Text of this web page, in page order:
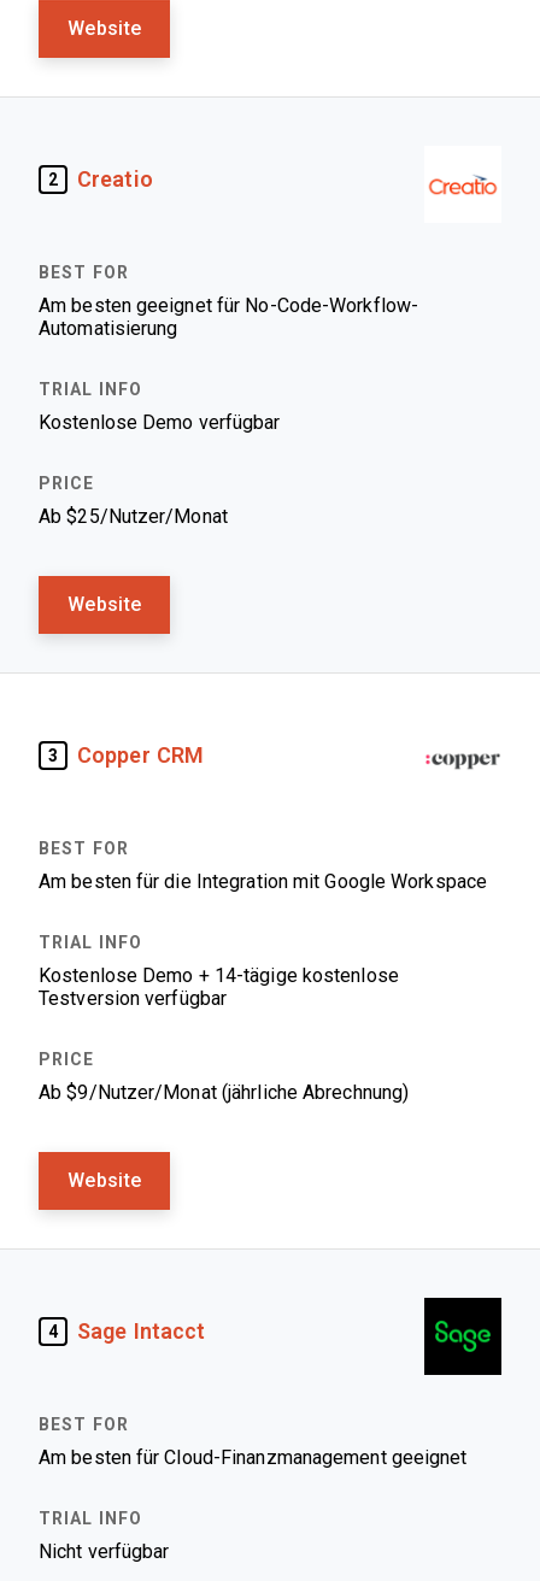
Website
2 Creatio
Am besten geeignet für No-Code-Workflow-
Automatisierung
Kostenlose Demo verfügbar
Ab $25/Nutzer/Monat
Website
3 Copper CRM
Am besten für die Integration mit Google Workspace
Kostenlose Demo + 14-tägige kostenlose
Testversion verfügbar
Ab $9/Nutzer/Monat (jährliche Abrechnung)
Website
4 Sage Intacct
Am besten für Cloud-Finanzmanagement geeignet
Nicht verfügbar